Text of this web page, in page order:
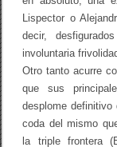
Lispector o
decir,
involuntaria
Otro tanto acurre
que sus
desplome definitivo
coda del mismo
la triple frontera